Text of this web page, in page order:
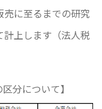
に至るまでの研究
上します（法人税
分について】